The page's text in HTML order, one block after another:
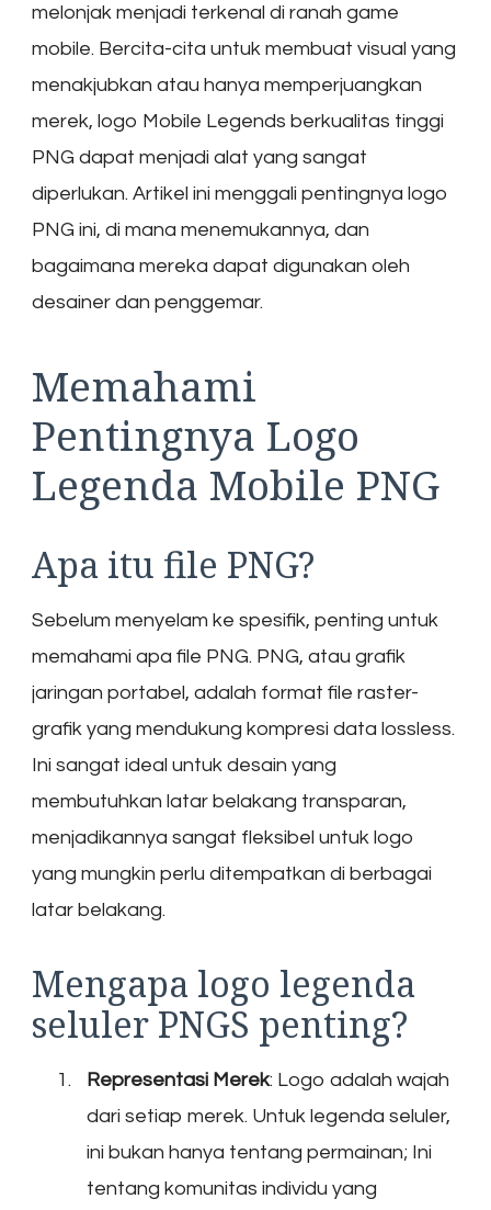
melonjak menjadi terkenal di ranah game
mobile. Bercita-cita untuk membuat visual yang
menakjubkan atau hanya memperjuangkan
merek, logo Mobile Legends berkualitas tinggi
PNG dapat menjadi alat yang sangat
diperlukan. Artikel ini menggali pentingnya logo
PNG ini, di mana menemukannya, dan
bagaimana mereka dapat digunakan oleh
desainer dan penggemar.
Memahami
Pentingnya Logo
Legenda Mobile PNG
Apa itu file PNG?
Sebelum menyelam ke spesifik, penting untuk
memahami apa file PNG. PNG, atau grafik
jaringan portabel, adalah format file raster-
grafik yang mendukung kompresi data lossless.
Ini sangat ideal untuk desain yang
membutuhkan latar belakang transparan,
menjadikannya sangat fleksibel untuk logo
yang mungkin perlu ditempatkan di berbagai
latar belakang.
Mengapa logo legenda
seluler PNGS penting?
Representasi Merek: Logo adalah wajah
dari setiap merek. Untuk legenda seluler,
ini bukan hanya tentang permainan; Ini
tentang komunitas individu yang